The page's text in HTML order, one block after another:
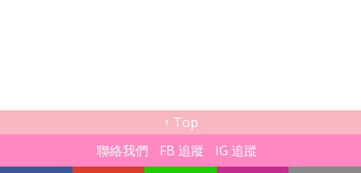
↑ Top
聯絡我們
FB 追蹤 IG 追蹤